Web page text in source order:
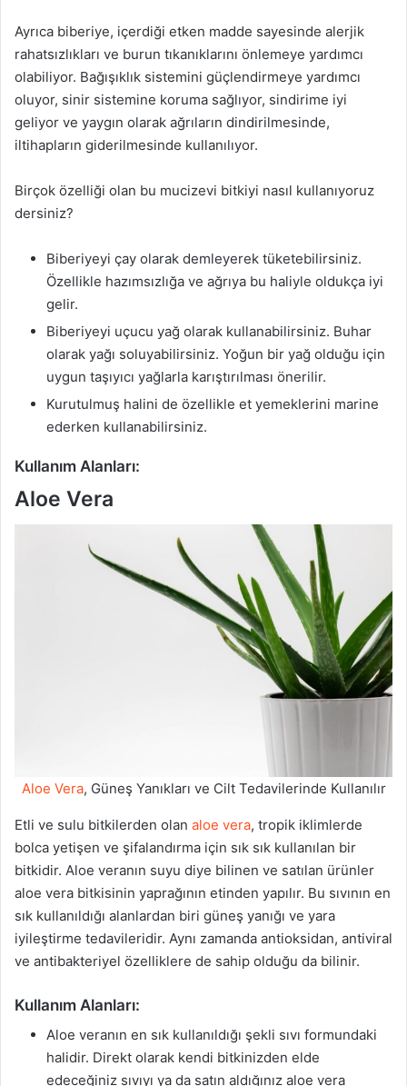
Ayrıca biberiye, içerdiği etken madde sayesinde alerjik
rahatsızlıkları ve burun tıkanıklarını önlemeye yardımcı
olabiliyor. Bağışıklık sistemini güçlendirmeye yardımcı
oluyor, sinir sistemine koruma sağlıyor, sindirime iyi
geliyor ve yaygın olarak ağrıların dindirilmesinde,
iltihapların giderilmesinde kullanılıyor.
Birçok özelliği olan bu mucizevi bitkiyi nasıl kullanıyoruz
dersiniz?
Biberiyeyi çay olarak demleyerek tüketebilirsiniz.
Özellikle hazımsızlığa ve ağrıya bu haliyle oldukça iyi
gelir.
Biberiyeyi uçucu yağ olarak kullanabilirsiniz. Buhar
olarak yağı soluyabilirsiniz. Yoğun bir yağ olduğu için
uygun taşıyıcı yağlarla karıştırılması önerilir.
Kurutulmuş halini de özellikle et yemeklerini marine
ederken kullanabilirsiniz.
Kullanım Alanları:
Aloe Vera
Aloe Vera, Güneş Yanıkları ve Cilt Tedavilerinde Kullanılır
Etli ve sulu bitkilerden olan aloe vera, tropik iklimlerde
bolca yetişen ve şifalandırma için sık sık kullanılan bir
bitkidir. Aloe veranın suyu diye bilinen ve satılan ürünler
aloe vera bitkisinin yaprağının etinden yapılır. Bu sıvının en
sık kullanıldığı alanlardan biri güneş yanığı ve yara
iyileştirme tedavileridir. Aynı zamanda antioksidan, antiviral
ve antibakteriyel özelliklere de sahip olduğu da bilinir.
Kullanım Alanları:
Aloe veranın en sık kullanıldığı şekli sıvı formundaki
halidir. Direkt olarak kendi bitkinizden elde
edeceğiniz sıvıyı ya da satın aldığınız aloe vera